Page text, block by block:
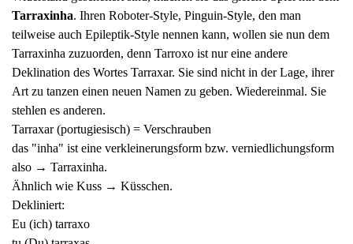
Tarraxinha. Ihren Roboter-Style, Pinguin-Style, den man
teilweise auch Epileptik-Style nennen kann, wollen sie nun dem
Tarraxinha zuzuorden, denn Tarroxo ist nur eine andere
Deklination des Wortes Tarraxar. Sie sind nicht in der Lage, ihrer
Art zu tanzen einen neuen Namen zu geben. Wiedereinmal. Sie
stehlen es anderen.
Tarraxar (portugiesisch) = Verschrauben
das "inha" ist eine verkleinerungsform bzw. verniedlichungsform
also → Tarraxinha.
Ähnlich wie Kuss → Küsschen.
Dekliniert:
Eu (ich) tarraxo